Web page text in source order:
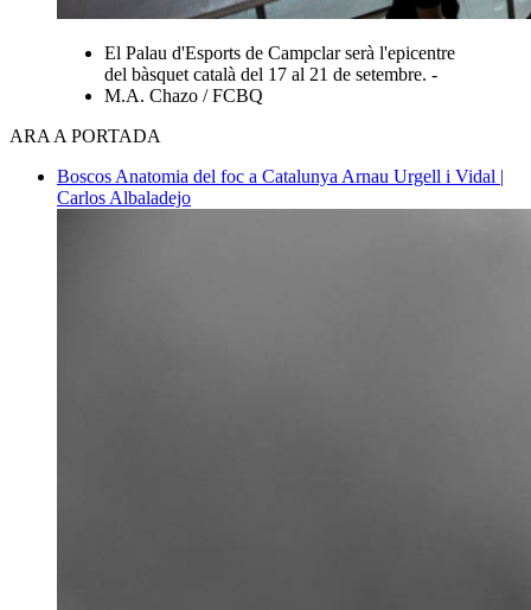
El Palau d'Esports de Campclar serà l'epicentre
del bàsquet català del 17 al 21 de setembre. -
M.A. Chazo / FCBQ
ARA A PORTADA
Boscos Anatomia del foc a Catalunya Arnau Urgell i Vidal |
Carlos Albaladejo